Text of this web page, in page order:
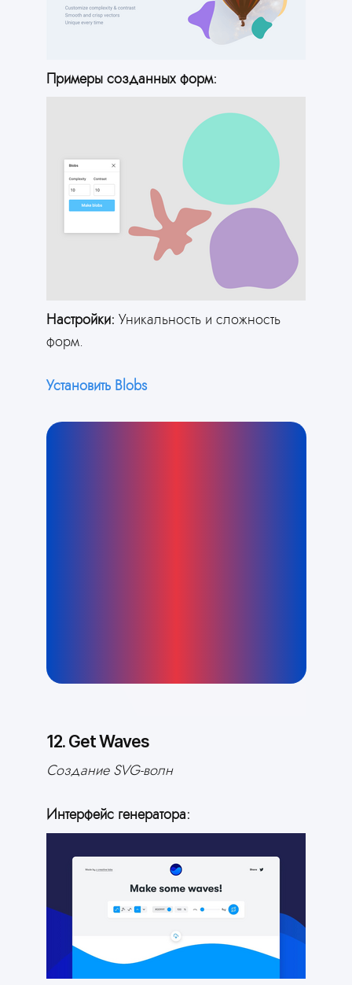
Примеры созданных форм:
Настройки: Уникальность и сложность
форм.
Установить Blobs
Сгенерировать сайт
12. Get Waves
Создание SVG-волн
Интерфейс генератора: